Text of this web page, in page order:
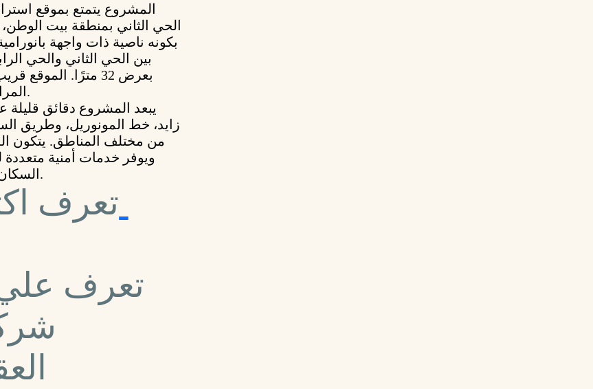
المشروع يتمتع بموقع
الحي الثاني بمنطقة بيت الوطن،
بكونه ناصية ذات واجهة
بعرض 32 مترًا.
المراسم، كما أنه مجاور لمنطقة الفيوزون شرقًا.
يبعد المشروع دقائق
زايد، خط المونوريل، وطريق
من مختلف المناطق. يتكون
ويوفر خدمات أمنية
السكان مستوى اجتماعي راقٍ وحياة هادئة ومريحة.
تعرف
تعرف